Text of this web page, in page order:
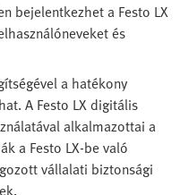
bejelentkezhet a Festo LX
és
a hatékony
A Festo LX digitális
alkalmazottai a
a Festo LX-be való
vállalati biztonsági